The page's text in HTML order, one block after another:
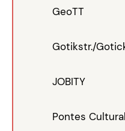
GeoTT
Gotikstr./
JOBITY
Pontes